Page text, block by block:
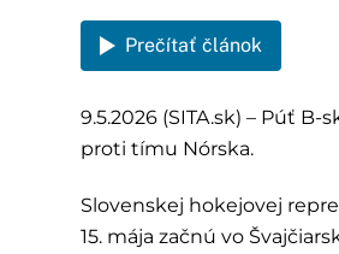
Prečítať článok
9.5.2026 (SITA.sk) – Púť
proti tímu Nórska.
Slovenskej hokejovej
15. mája začnú vo